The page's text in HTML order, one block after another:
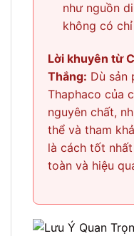
như nguồn
không có
Lời khuyên từ
Thắng: Dù sản
Thaphaco của
nguyên chất,
thể và tham
là cách tốt
toàn và hiệu